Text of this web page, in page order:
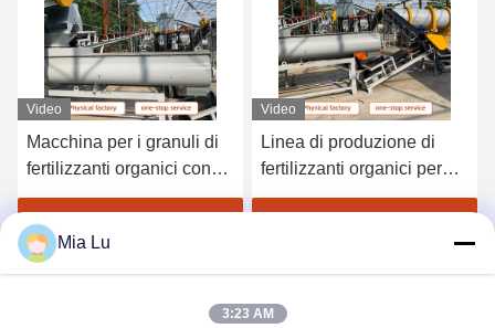
Video
Macchina per i granuli di
fertilizzanti organici con
capacità di lavorazione da
1 a 20 tonnellate/ora con
metodo di granulazione
umida e ingegneri
disponibili per il servizio
Ottenga il migliore prezzo
Video
Linea di produzione di
fertilizzanti organici per
letame bovino 3000-5000t
Mia Lu
3:23 AM